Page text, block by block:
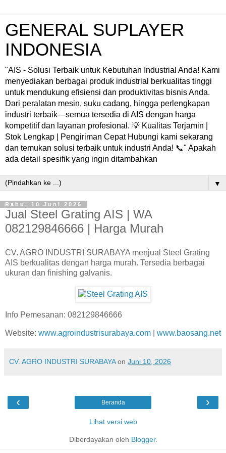
GENERAL SUPLAYER
INDONESIA
"AIS - Solusi Terbaik untuk Kebutuhan Industrial Anda! Kami
menyediakan berbagai produk industrial berkualitas tinggi
untuk mendukung efisiensi dan produktivitas bisnis Anda.
Dari peralatan mesin, suku cadang, hingga perlengkapan
industri terbaik—semua tersedia di AIS dengan harga
kompetitif dan layanan profesional. 💡 Kualitas Terjamin |
Stok Lengkap | Pengiriman Cepat Hubungi kami sekarang
dan temukan solusi terbaik untuk industri Anda! 📞" Apakah
ada detail spesifik yang ingin ditambahkan
▼
Rabu, 10 Juni 2026
Jual Steel Grating AIS | WA
082129846666 | Harga Murah
CV. AGRO INDUSTRI SURABAYA menjual Steel Grating
AIS berkualitas dengan harga murah. Tersedia berbagai
ukuran dan finishing galvanis.
Info Pemesanan: 082129846666
Website: www.agroindustrisurabaya.com www.baosang.net
CV. AGRO INDUSTRI SURABAYA on Juni 10, 2026
‹ ›
Beranda
Lihat versi web
Diberdayakan oleh Blogger.